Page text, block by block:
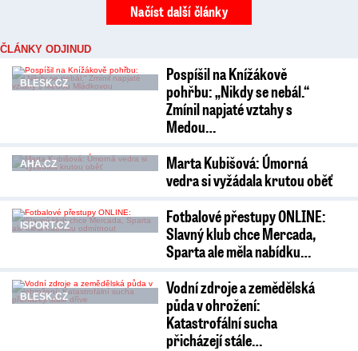
Načíst další články
ČLÁNKY ODJINUD
BLESK.CZ
Pospíšil na Knížákově
pohřbu: „Nikdy se nebál.“
Zmínil napjaté vztahy s
Medou…
AHA.CZ
Marta Kubišová: Úmorná
vedra si vyžádala krutou oběť
ISPORT.CZ
Fotbalové přestupy ONLINE:
Slavný klub chce Mercada,
Sparta ale měla nabídku…
BLESK.CZ
Vodní zdroje a zemědělská
půda v ohrožení:
Katastrofální sucha
přicházejí stále…